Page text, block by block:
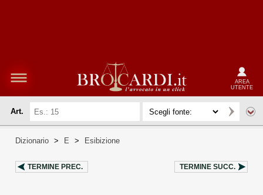
AREA
UTENTE
Art.
Dizionario > E > Esibizione
TERMINE PREC. TERMINE SUCC.